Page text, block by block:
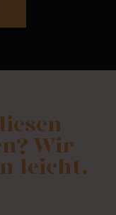
Wir
leicht.